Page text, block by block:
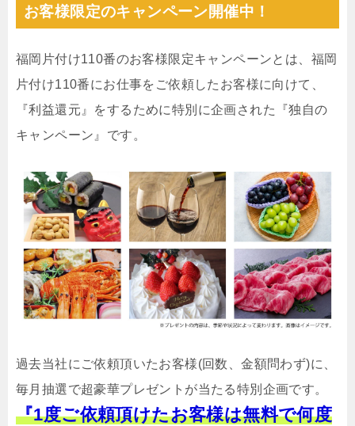
お客様限定のキャンペーン開催中！
福岡片付け110番のお客様限定キャンペーンとは、福岡
片付け110番にお仕事をご依頼したお客様に向けて、
『利益還元』をするために特別に企画された『独自の
キャンペーン』です。
過去当社にご依頼頂いたお客様(回数、金額問わず)に、
毎月抽選で超豪華プレゼントが当たる特別企画です。
『1度ご依頼頂けたお客様は無料で何度